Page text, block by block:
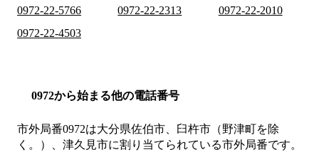
0972-22-5766
0972-22-2313
0972-22-2010
0972-22-4503
0972から始まる他の電話番号
市外局番0972は大分県佐伯市、臼杵市（野津町を除
く。）、津久見市に割り当てられている市外局番です。